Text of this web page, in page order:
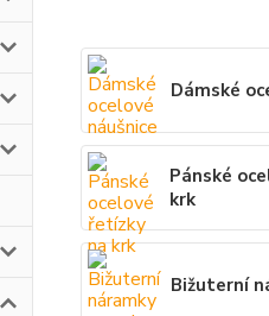
Dámské
Pánské
krk
Bižuterní